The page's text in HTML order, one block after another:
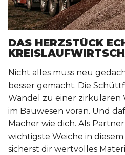
DAS HERZSTÜCK
Nicht alles muss neu
besser gemacht. Die
Wandel zu einer
im Bauwesen voran. Und
Macher wie dich. Als
wichtigste Weiche in
sicherst dir wertvolles